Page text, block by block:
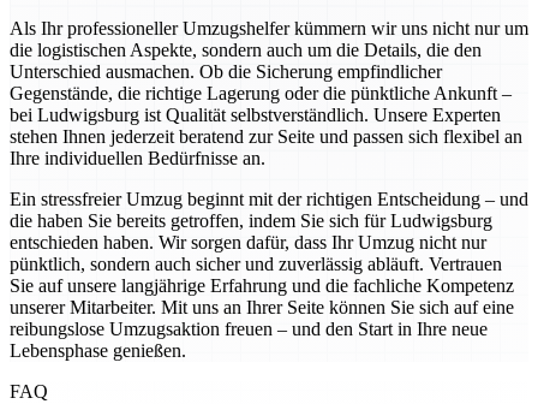
Als Ihr professioneller Umzugshelfer kümmern wir uns nicht nur um
die logistischen Aspekte, sondern auch um die Details, die den
Unterschied ausmachen. Ob die Sicherung empfindlicher
Gegenstände, die richtige Lagerung oder die pünktliche Ankunft –
bei Ludwigsburg ist Qualität selbstverständlich. Unsere Experten
stehen Ihnen jederzeit beratend zur Seite und passen sich flexibel an
Ihre individuellen Bedürfnisse an.
Ein stressfreier Umzug beginnt mit der richtigen Entscheidung – und
die haben Sie bereits getroffen, indem Sie sich für Ludwigsburg
entschieden haben. Wir sorgen dafür, dass Ihr Umzug nicht nur
pünktlich, sondern auch sicher und zuverlässig abläuft. Vertrauen
Sie auf unsere langjährige Erfahrung und die fachliche Kompetenz
unserer Mitarbeiter. Mit uns an Ihrer Seite können Sie sich auf eine
reibungslose Umzugsaktion freuen – und den Start in Ihre neue
Lebensphase genießen.
FAQ